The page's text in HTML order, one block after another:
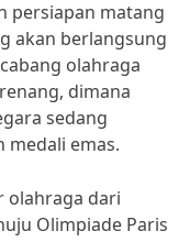
persiapan matang
akan berlangsung
olahraga
dimana
sedang
emas.
olahraga dari
Olimpiade Paris